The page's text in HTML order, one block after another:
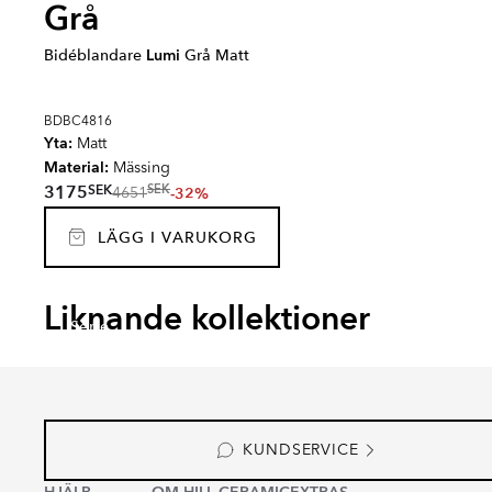
Grå
Bidéblandare Lumi Grå Matt
BDBC4816
Yta: Matt
Material: Mässing
3175SEK4651SEK-32%
LÄGG I VARUKORG
Liknande kollektioner
Serie
KUNDSERVICE